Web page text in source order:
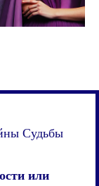
Судьбы
или